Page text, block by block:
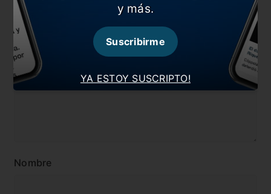
Comentarios
Dejá tu opinión acá!
Nombre
YA ESTOY SUSCRIPTO!
y más.
Suscribirme